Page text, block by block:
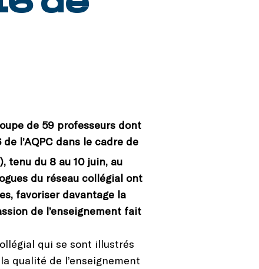
de 59 professeurs dont
l’AQPC dans le cadre de
tenu du 8 au 10 juin, au
du réseau collégial ont
favoriser davantage la
de l’enseignement fait
qui se sont illustrés
qualité de l’enseignement